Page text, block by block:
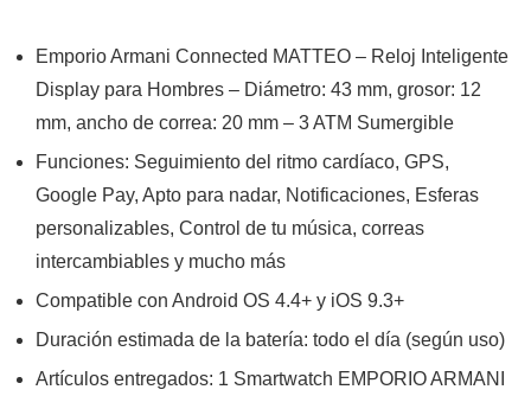
Emporio Armani Connected MATTEO – Reloj Inteligente
Display para Hombres – Diámetro: 43 mm, grosor: 12
mm, ancho de correa: 20 mm – 3 ATM Sumergible
Funciones: Seguimiento del ritmo cardíaco, GPS,
Google Pay, Apto para nadar, Notificaciones, Esferas
personalizables, Control de tu música, correas
intercambiables y mucho más
Compatible con Android OS 4.4+ y iOS 9.3+
Duración estimada de la batería: todo el día (según uso)
Artículos entregados: 1 Smartwatch EMPORIO ARMANI